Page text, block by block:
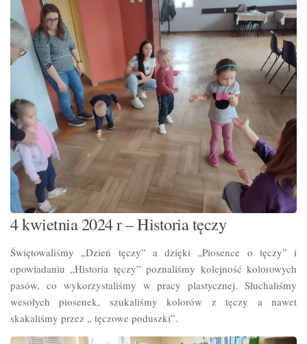
4 kwietnia 2024 r – Historia tęczy
Świętowaliśmy „Dzień tęczy” a dzięki „Piosence o tęczy” i
opowiadaniu „Historia tęczy” poznaliśmy kolejność kolorowych
pasów, co wykorzystaliśmy w pracy plastycznej. Słuchaliśmy
wesołych piosenek, szukaliśmy kolorów z tęczy a nawet
skakaliśmy przez „ tęczowe poduszki”.